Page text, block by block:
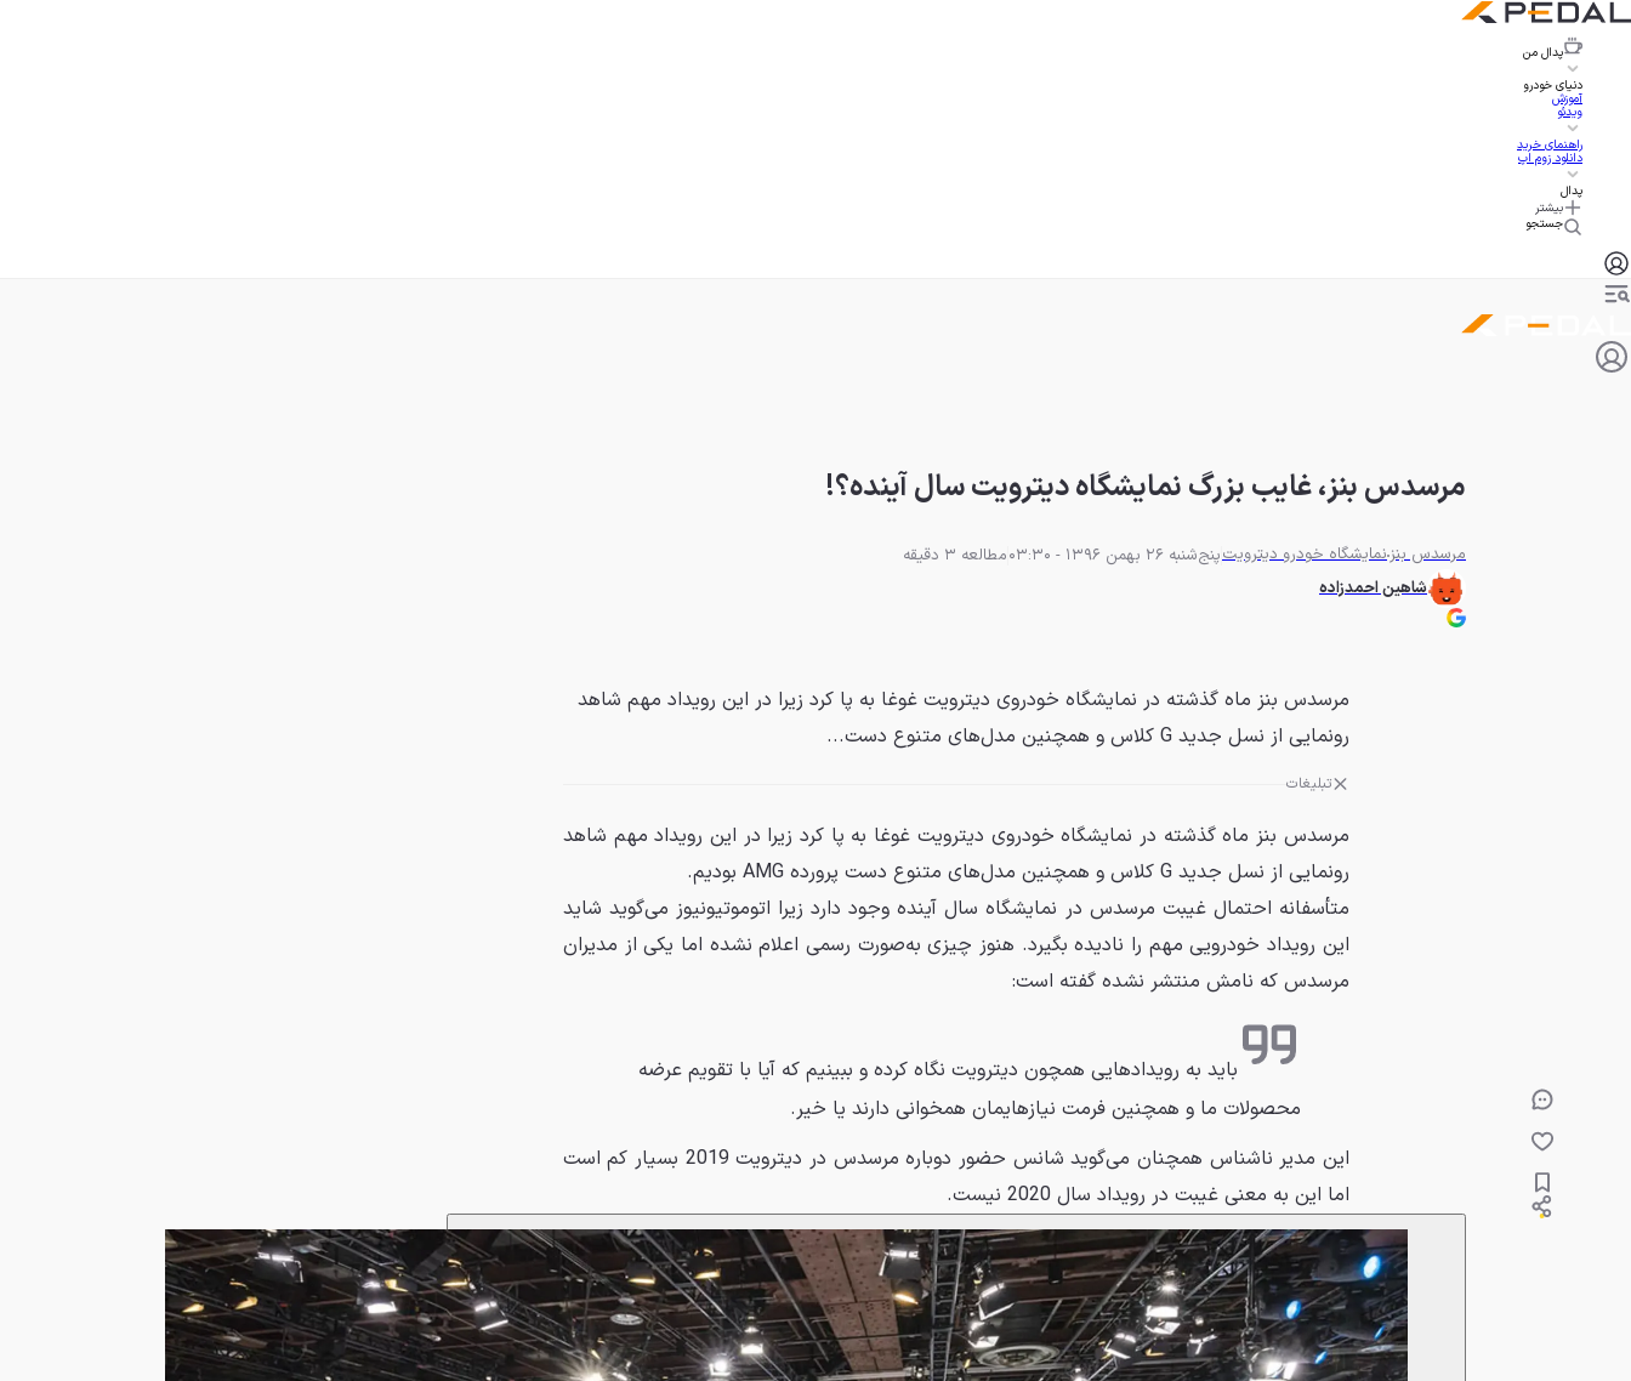
پدال من
دنیای خودرو
آموزش
ویدئو
راهنمای خرید
دانلود زوم اپ
پدال
بیشتر
جستجو
مرسدس بنز، غایب بزرگ نمایشگاه دیترویت سال آینده؟!
مرسدس بنزنمایشگاه خودرو دیترویتپنج‌شنبه 26 بهمن 1396 - 03:30
مطالعه 3 دقیقه
شاهین احمدزاده
مرسدس بنز ماه گذشته در نمایشگاه خودروی دیترویت غوغا به پا کرد زیرا در این رویداد مهم شاهد
رونمایی از نسل جدید G کلاس و همچنین مدل‌های متنوع دست...
تبلیغات
مرسدس بنز ماه گذشته در نمایشگاه خودروی دیترویت غوغا به پا کرد زیرا در این رویداد مهم شاهد
رونمایی از نسل جدید G کلاس و همچنین مدل‌های متنوع دست پرورده AMG بودیم.
متأسفانه احتمال غیبت مرسدس در نمایشگاه سال آینده وجود دارد زیرا اتوموتیونیوز می‌گوید شاید
این رویداد خودرویی مهم را نادیده بگیرد. هنوز چیزی به‌صورت رسمی اعلام نشده اما یکی از مدیران
مرسدس که نامش منتشر نشده گفته است:
باید به رویدادهایی همچون دیترویت نگاه کرده و ببینیم که آیا با تقویم عرضه
محصولات ما و همچنین فرمت نیازهایمان همخوانی دارند یا خیر.
این مدیر ناشناس همچنان می‌گوید شانس حضور دوباره مرسدس در دیترویت 2019 بسیار کم است
اما این به معنی غیبت در رویداد سال 2020 نیست.